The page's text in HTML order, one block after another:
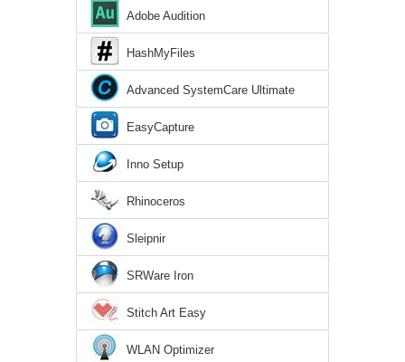
Adobe Audition
HashMyFiles
Advanced SystemCare Ultimate
EasyCapture
Inno Setup
Rhinoceros
Sleipnir
SRWare Iron
Stitch Art Easy
WLAN Optimizer